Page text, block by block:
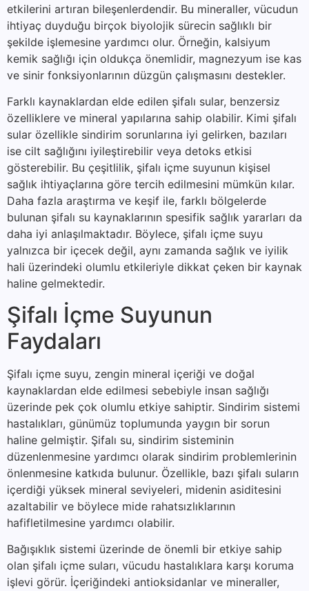
etkilerini artıran bileşenlerdendir. Bu mineraller, vücudun
ihtiyaç duyduğu birçok biyolojik sürecin sağlıklı bir
şekilde işlemesine yardımcı olur. Örneğin, kalsiyum
kemik sağlığı için oldukça önemlidir, magnezyum ise kas
ve sinir fonksiyonlarının düzgün çalışmasını destekler.
Farklı kaynaklardan elde edilen şifalı sular, benzersiz
özelliklere ve mineral yapılarına sahip olabilir. Kimi şifalı
sular özellikle sindirim sorunlarına iyi gelirken, bazıları
ise cilt sağlığını iyileştirebilir veya detoks etkisi
gösterebilir. Bu çeşitlilik, şifalı içme suyunun kişisel
sağlık ihtiyaçlarına göre tercih edilmesini mümkün kılar.
Daha fazla araştırma ve keşif ile, farklı bölgelerde
bulunan şifalı su kaynaklarının spesifik sağlık yararları da
daha iyi anlaşılmaktadır. Böylece, şifalı içme suyu
yalnızca bir içecek değil, aynı zamanda sağlık ve iyilik
hali üzerindeki olumlu etkileriyle dikkat çeken bir kaynak
haline gelmektedir.
Şifalı İçme Suyunun
Faydaları
Şifalı içme suyu, zengin mineral içeriği ve doğal
kaynaklardan elde edilmesi sebebiyle insan sağlığı
üzerinde pek çok olumlu etkiye sahiptir. Sindirim sistemi
hastalıkları, günümüz toplumunda yaygın bir sorun
haline gelmiştir. Şifalı su, sindirim sisteminin
düzenlenmesine yardımcı olarak sindirim problemlerinin
önlenmesine katkıda bulunur. Özellikle, bazı şifalı suların
içerdiği yüksek mineral seviyeleri, midenin asiditesini
azaltabilir ve böylece mide rahatsızlıklarının
hafifletilmesine yardımcı olabilir.
Bağışıklık sistemi üzerinde de önemli bir etkiye sahip
olan şifalı içme suları, vücudu hastalıklara karşı koruma
işlevi görür. İçeriğindeki antioksidanlar ve mineraller,